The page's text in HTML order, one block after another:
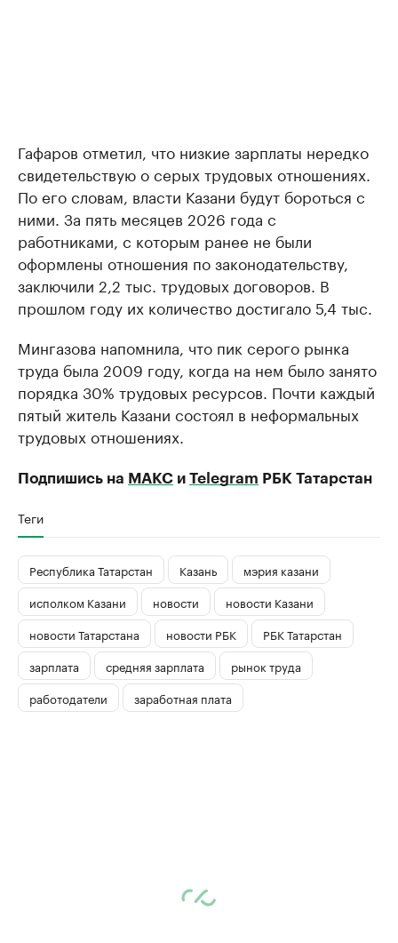
Гафаров отметил, что низкие зарплаты нередко
свидетельствую о серых трудовых отношениях.
По его словам, власти Казани будут бороться с
ними. За пять месяцев 2026 года с
работниками, с которым ранее не были
оформлены отношения по законодательству,
заключили 2,2 тыс. трудовых договоров. В
прошлом году их количество достигало 5,4 тыс.
Мингазова напомнила, что пик серого рынка
труда была 2009 году, когда на нем было занято
порядка 30% трудовых ресурсов. Почти каждый
пятый житель Казани состоял в неформальных
трудовых отношениях.
Подпишись на МАКС и Telegram РБК Татарстан
Теги
Республика Татарстан Казань
мэрия казани
исполком Казани
новости
новости Казани
новости Татарстана
новости РБК
РБК Татарстан
зарплата
средняя зарплата
рынок труда
работодатели
заработная плата